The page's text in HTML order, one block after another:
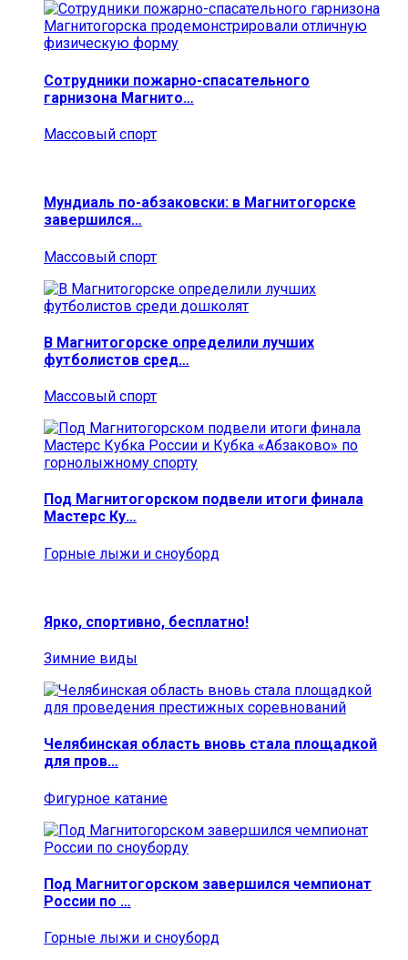
Сотрудники пожарно-спасательного
гарнизона Магнито…
Массовый спорт
Мундиаль по-абзаковски: в Магнитогорске
завершился…
Массовый спорт
В Магнитогорске определили лучших
футболистов сред…
Массовый спорт
Под Магнитогорском подвели итоги финала
Мастерс Ку…
Горные лыжи и сноуборд
Ярко, спортивно, бесплатно!
Зимние виды
Челябинская область вновь стала площадкой
для пров…
Фигурное катание
Под Магнитогорском завершился чемпионат
России по …
Горные лыжи и сноуборд